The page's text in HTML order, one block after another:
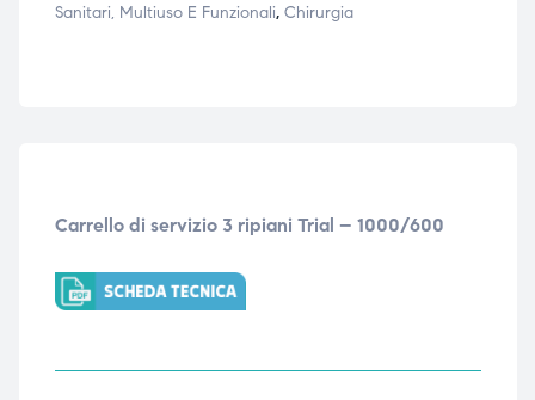
Sanitari, Multiuso E Funzionali, Chirurgia
Carrello di servizio 3 ripiani Trial – 1000/600